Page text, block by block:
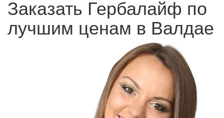
Заказать Гербалайф по
лучшим ценам в Валдае